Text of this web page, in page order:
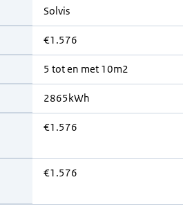
Solvis
€1.576
5 tot en met 10m2
2865kWh
€1.576
€1.576